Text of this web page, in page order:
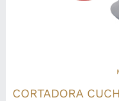
CORTADORA